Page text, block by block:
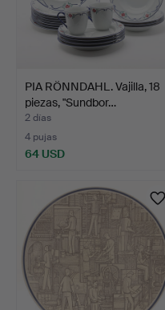
PIA RÖNNDAHL. Vajilla, 18
piezas, "Sundbor…
2 días
4 pujas
64 USD